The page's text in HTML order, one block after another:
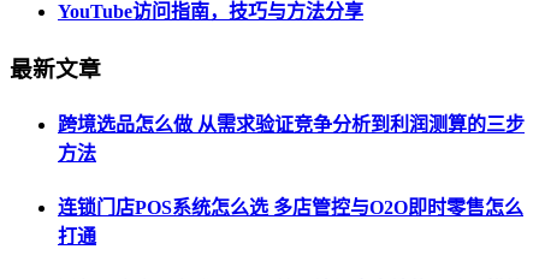
YouTube访问指南，技巧与方法分享
最新文章
跨境选品怎么做 从需求验证竞争分析到利润测算的三步
方法
连锁门店POS系统怎么选 多店管控与O2O即时零售怎么
打通